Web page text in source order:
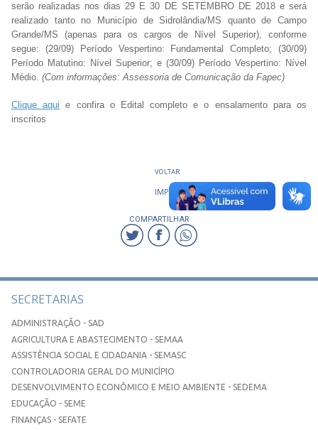
serão realizadas nos dias 29 E 30 DE SETEMBRO DE 2018 e será
realizado tanto no Município de Sidrolândia/MS quanto de Campo
Grande/MS (apenas para os cargos de Nível Superior), conforme
segue: (29/09) Período Vespertino: Fundamental Completo; (30/09)
Período Matutino: Nível Superior; e (30/09) Período Vespertino: Nível
Médio. (Com informações: Assessoria de Comunicação da Fapec)
Clique aqui e confira o Edital completo e o ensalamento para os
inscritos
VOLTAR
IMPRIMIR
COMPARTILHAR
SECRETARIAS
ADMINISTRAÇÃO - SAD
AGRICULTURA E ABASTECIMENTO - SEMAA
ASSISTÊNCIA SOCIAL E CIDADANIA - SEMASC
CONTROLADORIA GERAL DO MUNICÍPIO
DESENVOLVIMENTO ECONÔMICO E MEIO AMBIENTE - SEDEMA
EDUCAÇÃO - SEME
FINANÇAS - SEFATE